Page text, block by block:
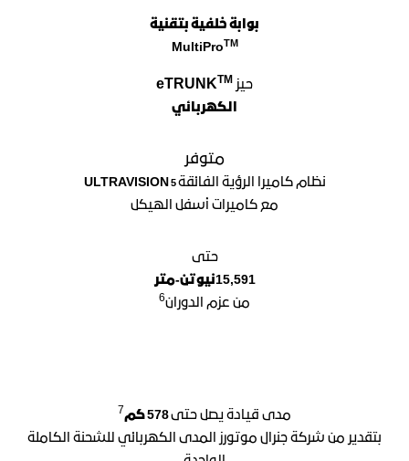
بوابة خلفية بتقنية
MultiProTM
حيز eTRUNKTM
الكهربائي
متوفر
نظام كاميرا الرؤية الفائقة5
ULTRAVISION
مع كاميرات أسفل الهيكل
حتى
15,591نيوتن-مت
ر
من عزم الدوران6
مدى قيادة يصل حتى 7
بتقدير من شركة جنرال موتورز المدى الكهربائي للشحنة الكاملة